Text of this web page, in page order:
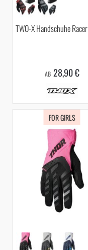
TWO-X Handschuhe Racer
AB 28,90 €
FOR GIRLS